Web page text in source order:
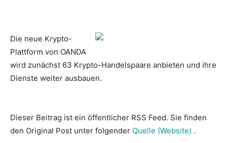
Die neue Krypto-
Plattform von OANDA
wird zunächst 63 Krypto-Handelspaare anbieten und ihre
Dienste weiter ausbauen.
Dieser Beitrag ist ein öffentlicher RSS Feed. Sie finden
den Original Post unter folgender Quelle (Website) .